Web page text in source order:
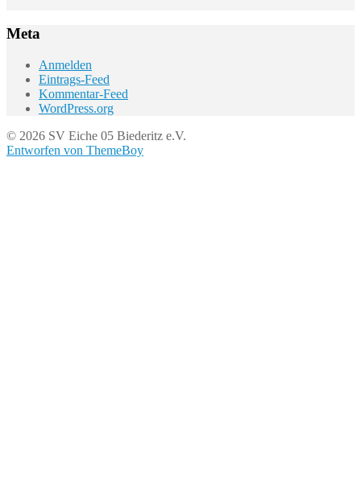
Meta
Anmelden
Eintrags-Feed
Kommentar-Feed
WordPress.org
© 2026 SV Eiche 05 Biederitz e.V.
Entworfen von ThemeBoy